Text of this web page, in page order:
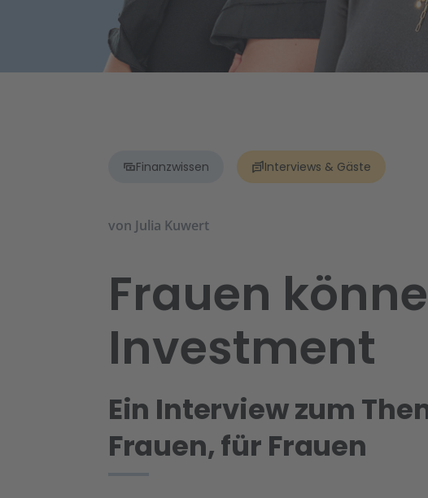
Finanzwissen Interviews & Gäste
von Julia Kuwert
Frauen
Investment
Ein Interview zum
Frauen, für Frauen